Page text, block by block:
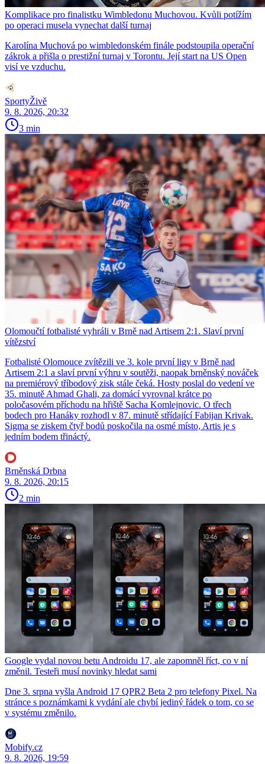
Komplikace pro finalistku Wimbledonu Muchovou. Kvůli potížím
po operaci musela vynechat další turnaj
Karolína Muchová po wimbledonském finále podstoupila operační
zákrok a přišla o prestižní turnaj v Torontu. Její start na US Open
visí ve vzduchu.
SportyŽivě
9. 8. 2026, 20:32
3 min
Olomoučtí fotbalisté vyhráli v Brně nad Artisem 2:1. Slaví první
vítězství
Fotbalisté Olomouce zvítězili ve 3. kole první ligy v Brně nad
Artisem 2:1 a slaví první výhru v soutěži, naopak brněnský nováček
na premiérový tříbodový zisk stále čeká. Hosty poslal do vedení ve
35. minutě Ahmad Ghali, za domácí vyrovnal krátce po
poločasovém příchodu na hřiště Sacha Komlejnovic. O třech
bodech pro Hanáky rozhodl v 87. minutě střídající Fabijan Krivak.
Sigma se ziskem čtyř bodů poskočila na osmé místo, Artis je s
jedním bodem třináctý.
Brněnská Drbna
9. 8. 2026, 20:15
2 min
Google vydal novou betu Androidu 17, ale zapomněl říct, co v ní
změnil. Testeři musí novinky hledat sami
Dne 3. srpna vyšla Android 17 QPR2 Beta 2 pro telefony Pixel. Na
stránce s poznámkami k vydání ale chybí jediný řádek o tom, co se
v systému změnilo.
Mobify.cz
9. 8. 2026, 19:59